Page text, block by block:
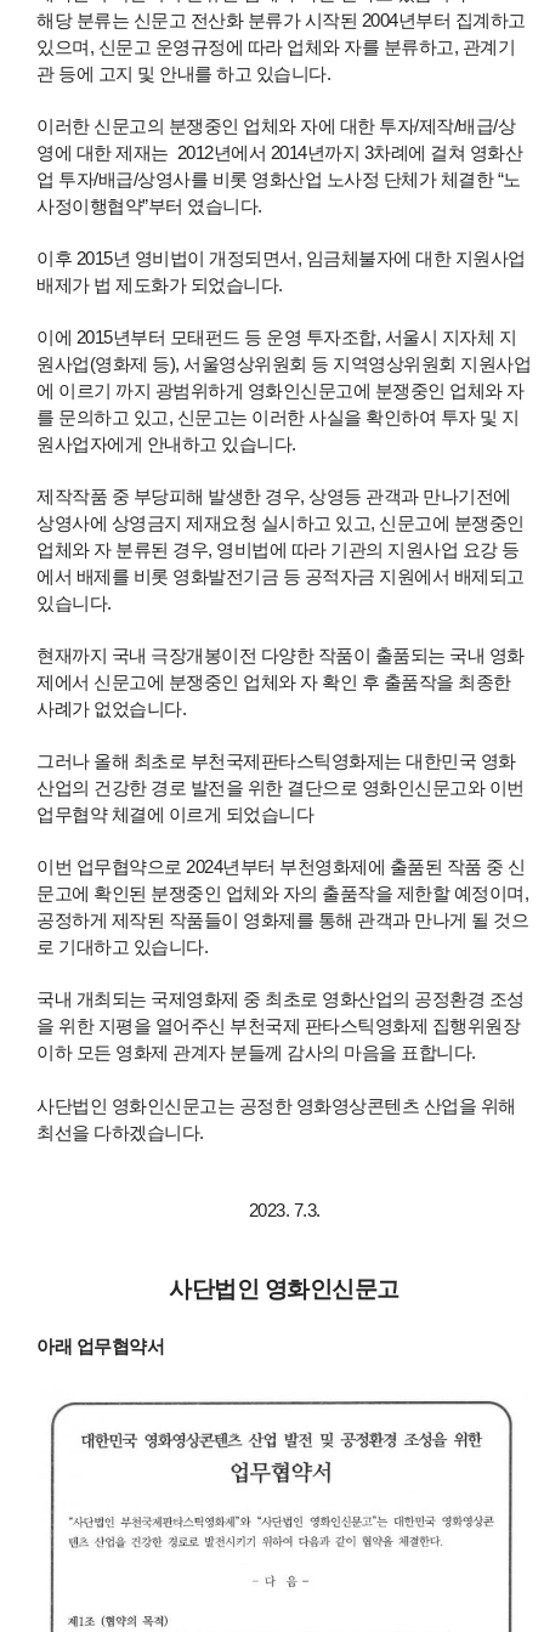
해당 분류는 신문고 전산화 분류가 시작된 2004년부터 집계하고
있으며, 신문고 운영규정에 따라 업체와 자를 분류하고, 관계기
관 등에 고지 및 안내를 하고 있습니다.
이러한 신문고의 분쟁중인 업체와 자에 대한 투자/제작/배급/상
영에 대한 제재는 2012년에서 2014년까지 3차례에 걸쳐 영화산
업 투자/배급/상영사를 비롯 영화산업 노사정 단체가 체결한 “노
사정이행협약”부터 였습니다.
이후 2015년 영비법이 개정되면서, 임금체불자에 대한 지원사업
배제가 법 제도화가 되었습니다.
이에 2015년부터 모태펀드 등 운영 투자조합, 서울시 지자체 지
원사업(영화제 등), 서울영상위원회 등 지역영상위원회 지원사업
에 이르기 까지 광범위하게 영화인신문고에 분쟁중인 업체와 자
를 문의하고 있고, 신문고는 이러한 사실을 확인하여 투자 및 지
원사업자에게 안내하고 있습니다.
제작작품 중 부당피해 발생한 경우, 상영등 관객과 만나기전에
상영사에 상영금지 제재요청 실시하고 있고, 신문고에 분쟁중인
업체와 자 분류된 경우, 영비법에 따라 기관의 지원사업 요강 등
에서 배제를 비롯 영화발전기금 등 공적자금 지원에서 배제되고
있습니다.
현재까지 국내 극장개봉이전 다양한 작품이 출품되는 국내 영화
제에서 신문고에 분쟁중인 업체와 자 확인 후 출품작을 최종한
사례가 없었습니다.
그러나 올해 최초로 부천국제판타스틱영화제는 대한민국 영화
산업의 건강한 경로 발전을 위한 결단으로 영화인신문고와 이번
업무협약 체결에 이르게 되었습니다
이번 업무협약으로 2024년부터 부천영화제에 출품된 작품 중 신
문고에 확인된 분쟁중인 업체와 자의 출품작을 제한할 예정이며,
공정하게 제작된 작품들이 영화제를 통해 관객과 만나게 될 것으
로 기대하고 있습니다.
국내 개최되는 국제영화제 중 최초로 영화산업의 공정환경 조성
을 위한 지평을 열어주신 부천국제 판타스틱영화제 집행위원장
이하 모든 영화제 관계자 분들께 감사의 마음을 표합니다.
사단법인 영화인신문고는 공정한 영화영상콘텐츠 산업을 위해
최선을 다하겠습니다.
2023. 7.3.
사단법인 영화인신문고
아래 업무협약서